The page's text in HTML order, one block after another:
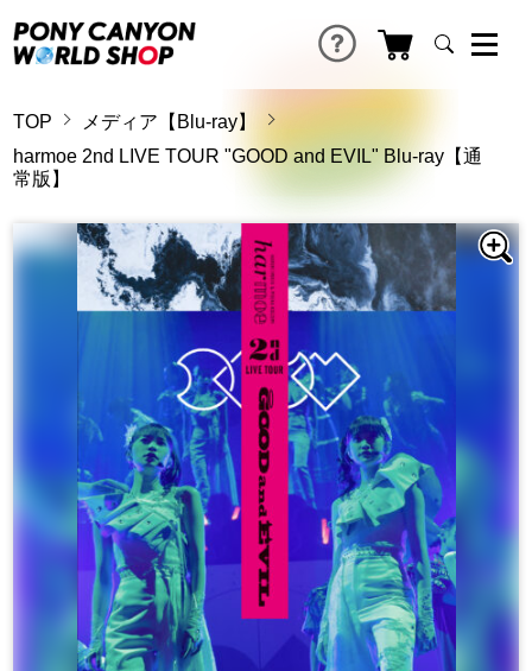
TOP
メディア【Blu-ray】
harmoe 2nd LIVE TOUR "GOOD and EVIL" Blu-ray【通
常版】